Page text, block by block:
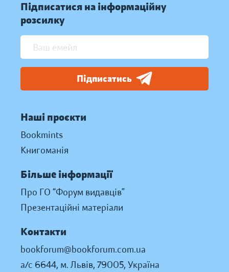
Підписатися на інформаційну
розсилку
Підписатись
Наші проєкти
Bookmints
Книгоманія
Більше інформації
Про ГО “Форум видавців”
Презентаційні матеріали
Контакти
bookforum@bookforum.com.ua
а/с 6644, м. Львів, 79005, Україна